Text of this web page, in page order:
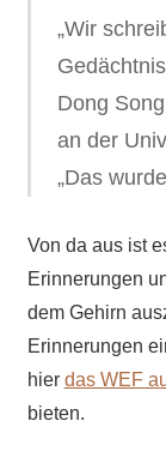
„Wir
Dong
an der
„Das
Von da aus ist
Erinnerungen
dem Gehirn
Erinnerungen
hier das WEF
bieten.